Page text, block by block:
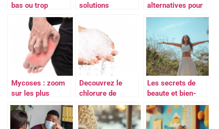
bas ou trop
eleves, que faire
solutions
connaître pour
maigrir ?
alternatives pour
retarder les
règles ?
Mycoses : zoom
sur les plus
courantes !
Decouvrez le
chlorure de
magnesium !
Les secrets de
beaute et bien-
etre a decouvrir
grace aux blogs
specialises